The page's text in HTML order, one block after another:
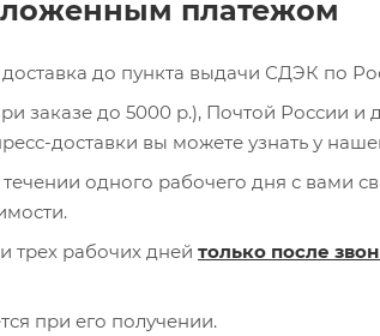
платежом
доставка до пункта выдачи СДЭК по
заказе до 5000 р.), Почтой России
доставки вы можете узнать у
одного рабочего дня с вами
трех рабочих дней только после
при его получении.